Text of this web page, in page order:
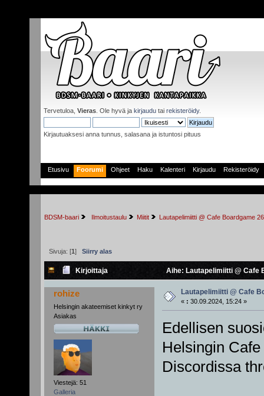
Tervetuloa, Vieras . Ole hyvä ja kirjaudu tai rekisteröidy.
Kirjautuaksesi anna tunnus, salasana ja istuntosi pituus
Etusivu Foorumi Ohjeet Haku Kalenteri Kirjaudu Rekisteröidy
BDSM-baari Ilmoitustaulu Miitit Lautapelimiitti @ Cafe Boardgame
Sivuja: [1] Siirry alas
Kirjoittaja Aihe: Lautapelimiitti @ Cafe
rohize
Helsingin akateemiset kinkyt ry
Asiakas
Viestejä: 51
Galleria
Lautapelimiitti @ Cafe
« : 30.09.2024, 15:24 »
Edellisen
Helsingin
Discordissa